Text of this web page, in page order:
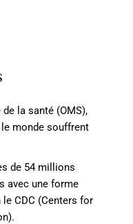
la santé (OMS),
le monde souffrent
de 54 millions
avec une forme
le CDC (Centers for